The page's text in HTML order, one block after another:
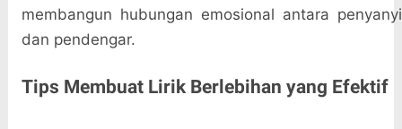
membangun hubungan emosional antara penyanyi
dan pendengar.
Tips Membuat Lirik Berlebihan yang Efektif